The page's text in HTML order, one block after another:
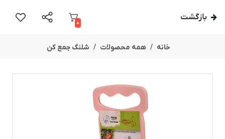
بازگشت
0
خانه همه محصولات شلنگ جمع کن